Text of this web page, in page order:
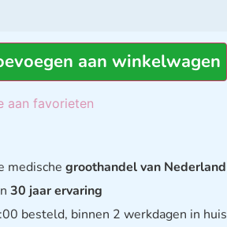
aan winkelwagen
aan favorieten
medischegroothandel van Nederland
30 jaar ervaring
besteld, binnen 2 werkdagen in huis